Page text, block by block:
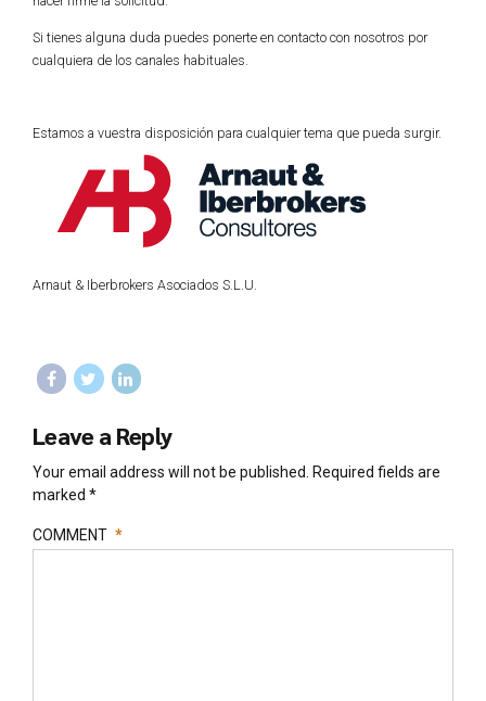
Si tienes alguna duda puedes ponerte en contacto con nosotros por
cualquiera de los canales habituales.
Estamos a vuestra disposición para cualquier tema que pueda surgir.
Arnaut & Iberbrokers Asociados S.L.U.
Leave a Reply
Your email address will not be published. Required fields are
marked *
COMMENT *